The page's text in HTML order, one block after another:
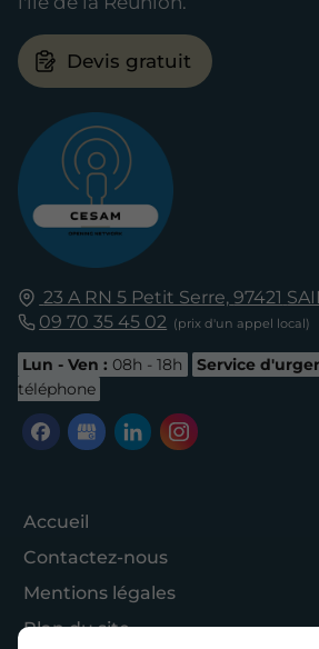
23 A RN 5 Petit Serre, 97421
09 70 35 45 02
Lun - Ven : 08h - 18h Service
téléphone
Accueil
Contactez-nous
Mentions légales
Plan du site
Devis gratuit